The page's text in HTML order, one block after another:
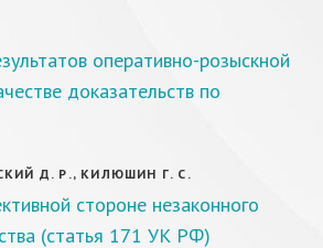
оперативно-розыскной
доказательств по
Д. Р., КИЛЮШИН Г. С.
стороне незаконного
(статья 171 УК РФ)